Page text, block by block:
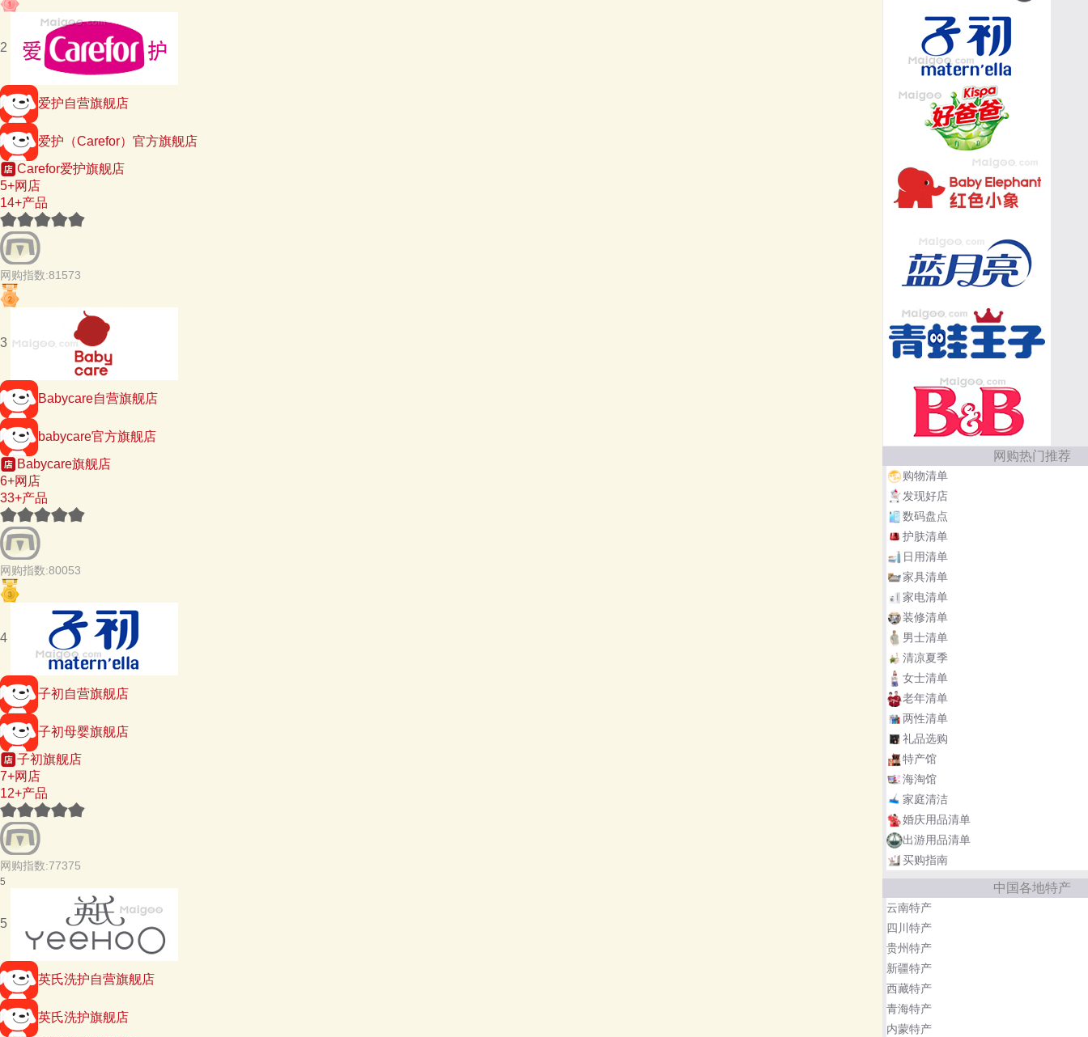
2
爱护自营旗舰店
爱护（Carefor）官方旗舰店
Carefor爱护旗舰店
5+网店
14+产品
网购指数:81573
3
Babycare自营旗舰店
babycare官方旗舰店
Babycare旗舰店
6+网店
33+产品
网购指数:80053
4
子初自营旗舰店
子初母婴旗舰店
子初旗舰店
7+网店
12+产品
网购指数:77375
5
5
英氏洗护自营旗舰店
英氏洗护旗舰店
网购热门推荐
购物清单
发现好店
数码盘点
护肤清单
日用清单
家具清单
家电清单
装修清单
男士清单
清凉夏季
女士清单
老年清单
两性清单
礼品选购
特产馆
海淘馆
家庭清洁
婚庆用品清单
出游用品清单
买购指南
中国各地特产
云南特产
四川特产
贵州特产
新疆特产
西藏特产
青海特产
内蒙特产